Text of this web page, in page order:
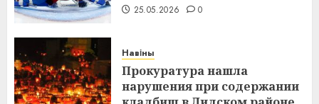
25.05.2026 0
Навіны
Прокуратура нашла
нарушения при содержании